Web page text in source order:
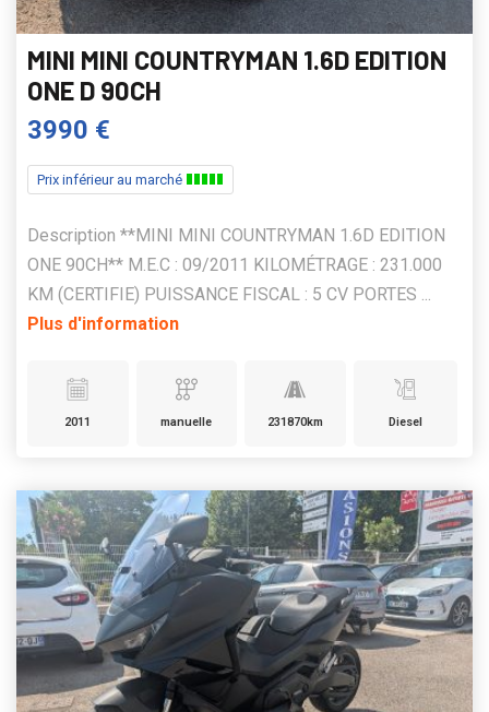
MINI MINI COUNTRYMAN 1.6D EDITION
ONE D 90CH
3990 €
Prix inférieur au marché
Description **MINI MINI COUNTRYMAN 1.6D EDITION
ONE 90CH** M.E.C : 09/2011 KILOMÉTRAGE : 231.000
KM (CERTIFIE) PUISSANCE FISCAL : 5 CV PORTES ...
Plus d'information
2011 manuelle 231870km Diesel